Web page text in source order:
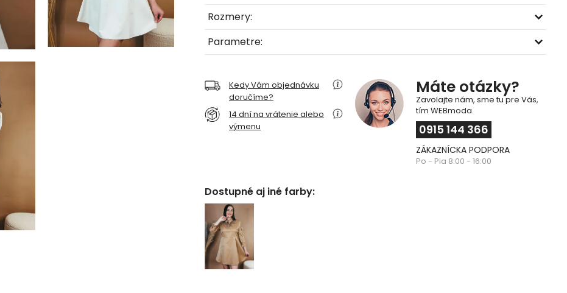
Rozmery:
Parametre:
Kedy Vám objednávku
doručíme?
14 dní na vrátenie alebo
výmenu
Máte otázky?
Zavolajte nám, sme tu pre Vás,
tím WEBmoda.
0915 144 366
ZÁKAZNÍCKA PODPORA
Po - Pia 8:00 - 16:00
Dostupné aj iné farby: